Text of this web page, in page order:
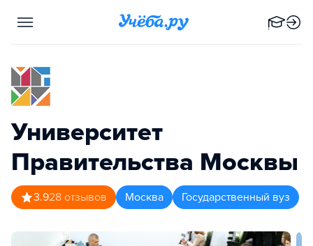
Университет
Правительства Москвы
3.928 отзывов Москва Государственный вуз